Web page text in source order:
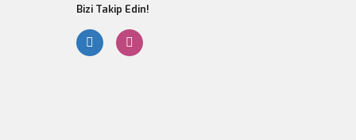
Bizi Takip Edin!